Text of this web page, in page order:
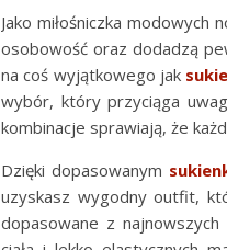
Jako miłośniczka
osobowość oraz dodadzą
na coś wyjątkowego jak
wybór, który przyciąga
kombinacje sprawiają, że
Dzięki dopasowanym
uzyskasz wygodny outfit,
dopasowane z